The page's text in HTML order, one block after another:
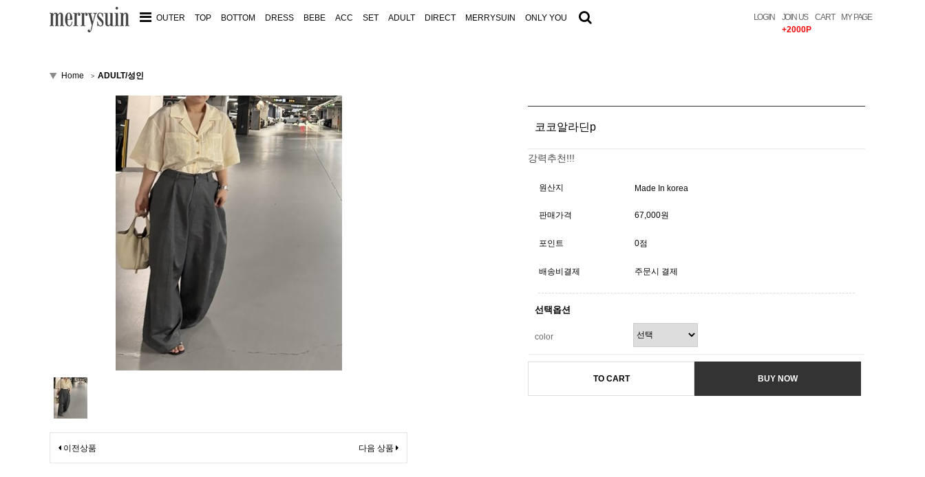
ONLY YOU
MERRYSUIN
DIRECT
ADULT
SET
ACC
BEBE
DRESS
BOTTOM
TOP
OUTER
LOGIN
+2000P
JOIN US CART MY PAGE
Home ADULT/성인
이전상품 다음 상품
코코알라딘p
강력추천!!!
원산지 Made In korea
판매가격 67,000원
포인트 0점
배송비결제 주문시 결제
선택옵션
color
TO CART BUY NOW